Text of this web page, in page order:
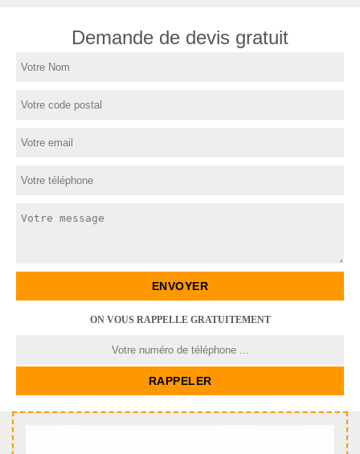
Demande de devis gratuit
ON VOUS RAPPELLE GRATUITEMENT